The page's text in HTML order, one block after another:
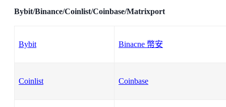
Bybit/Binance/Coinlist/Coinbase/Matrixport
Bybit Binacne 幣安
Coinlist Coinbase